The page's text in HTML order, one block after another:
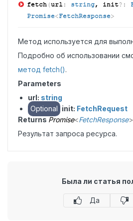
fetch (url : string, init?:
Promise<FetchResponse>
Метод используется для
Подробно об использовании
метод fetch().
Parameters
url: string
Optional init: FetchRequest
Returns Promise<FetchResponse>
Результат запроса ресурса.
Была ли статья
Да